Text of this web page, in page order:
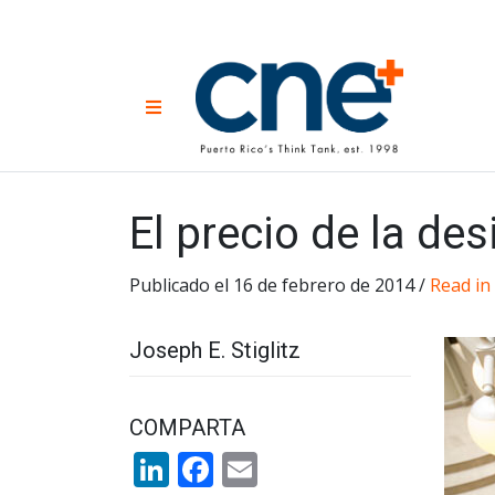
for
El precio de la
Publicado el 16 de febrero de 2014 / Read
Joseph E. Stiglitz
COMPARTA
LinkedIn
Facebook